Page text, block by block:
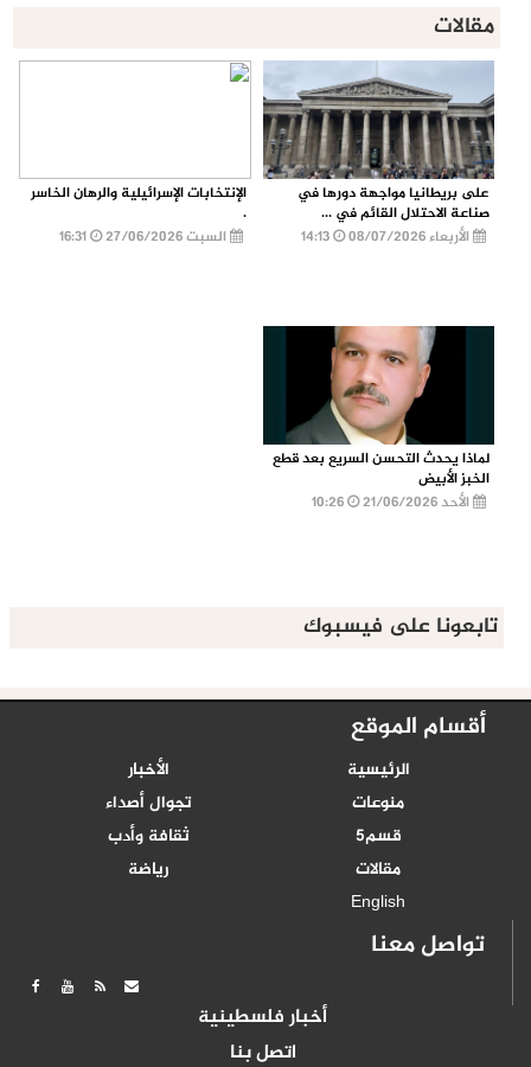
مقالات
على بريطانيا مواجهة دورها في
صناعة الاحتلال القائم في ...
الأربعاء 08/07/2026
الإنتخابات الإسرائيلية والرهان الخاسر
.
السبت 27/06/2026
16:31
لماذا يحدث التحسن السريع بعد قطع
الخبز الأبيض
الأحد 21/06/2026
تابعونا على فيسبوك
أقسام الموقع
الرئيسية
الأخبار
منوعات
تجوال أصداء
قسم5
ثقافة وأدب
مقالات
رياضة
English
تواصل معنا
أخبار فلسطينية
اتصل بنا